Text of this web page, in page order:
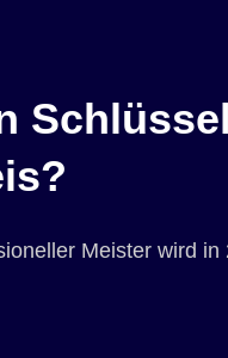
Meister wird in